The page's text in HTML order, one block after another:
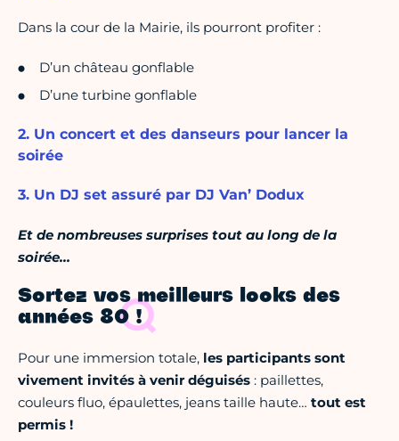
Dans la cour de la Mairie, ils pourront profiter :
D’un château gonflable
D’une turbine gonflable
2. Un concert et des danseurs pour lancer la
soirée
3. Un DJ set assuré par DJ Van’ Dodux
Et de nombreuses surprises tout au long de la
soirée…
Sortez vos meilleurs looks des
années 80 !
Pour une immersion totale, les participants sont
vivement invités à venir déguisés : paillettes,
couleurs fluo, épaulettes, jeans taille haute… tout est
permis !